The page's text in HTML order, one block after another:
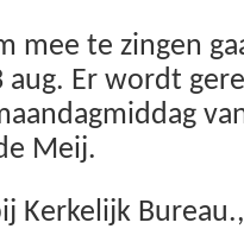
mee te zingen
Er wordt
Meij.
Kerkelijk